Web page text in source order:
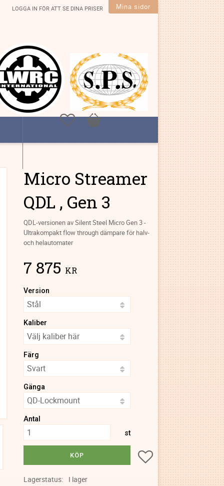
LOGGA IN FÖR ATT SE DINA PRISER Mina sidor
FavoriterKundvagn
Micro Streamer
QDL , Gen 3
QDL-versionen av Silent Steel Micro Gen 3 -
Ultrakompakt flow through dämpare för halv-
och helautomater
7 875 KR
Version
Kaliber
Färg
Gänga
Antal
st
KÖP Lägg till i favoriter
Lagerstatus
I lager